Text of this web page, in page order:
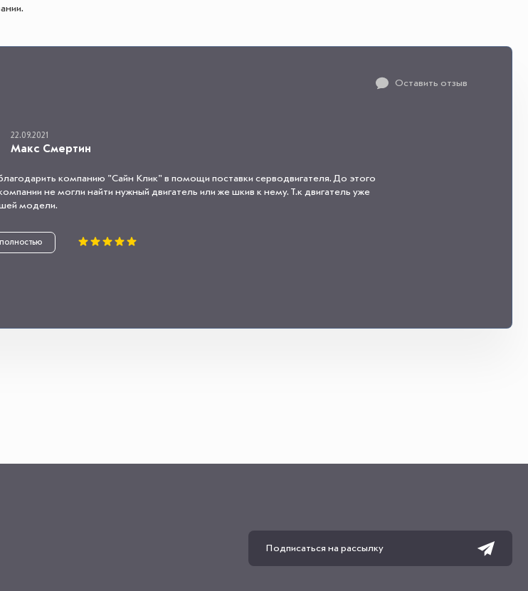
Оставить отзыв
22.09.2021
Макс Смертин
компанию "Сайн Клик" в помощи поставки серводвигателя. До этого
не могли найти нужный двигатель или же шкив к нему. Т.к двигатель уже
модели.